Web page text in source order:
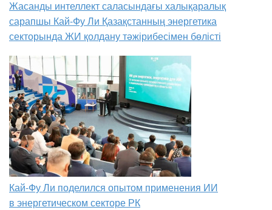
Жасанды интеллект саласындағы халықаралық
сарапшы Кай-Фу Ли Қазақстанның энергетика
секторында ЖИ қолдану тәжірибесімен бөлісті
Кай-Фу Ли поделился опытом применения ИИ
в энергетическом секторе РК